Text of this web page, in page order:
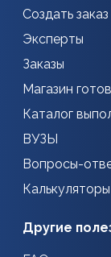
Создать заказ
Эксперты
Заказы
Магазин
Каталог
ВУЗЫ
Вопросы-
Калькуляторы
Другие